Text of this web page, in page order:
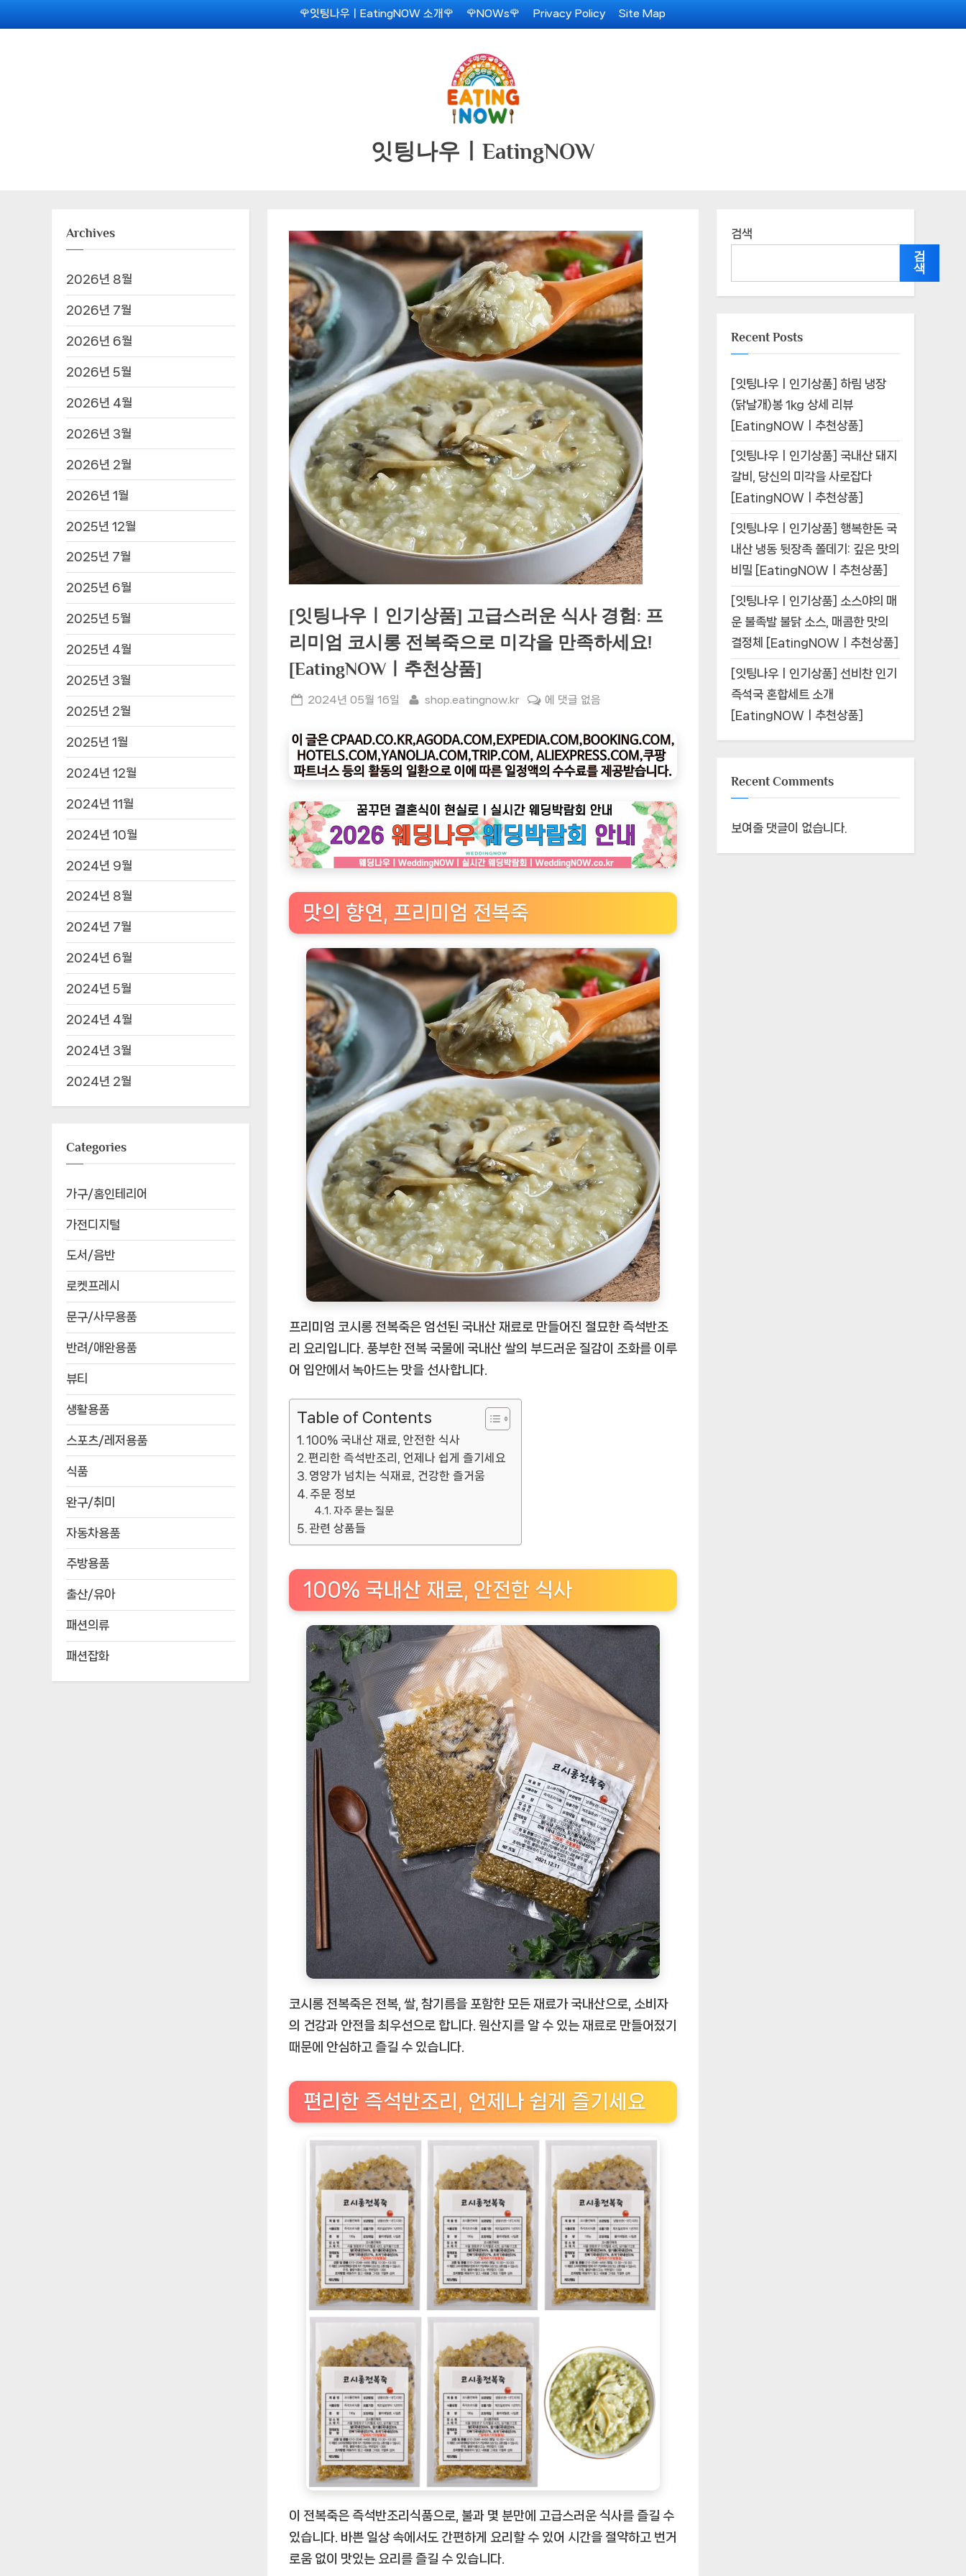
to
🌹잇팅나우ㅣEatingNOW 소개🌹 🌹NOWs🌹 Privacy Policy Site Map
잇팅나우ㅣEatingNOW
[잇팅나우ㅣ인기상품] 고급스러운 식사 경험: 프
리미엄 코시롱 전복죽으로 미각을 만족하세요!
[EatingNOWㅣ추천상품]
Posted
2024년 05월 16일 By
shop.eatingnow.kr
[잇
나
ㅣ
기
상
품]
고
식
경
험:
프
리
엄
코
시
롱
전
복
죽
으
로
미
족
하
에 댓글 없음
맛의 향연, 프리미엄 전복죽
프리미엄 코시롱 전복죽은 엄선된 국내산 재료로 만들어진 절묘한 즉석반조
리 요리입니다. 풍부한 전복 국물에 국내산 쌀의 부드러운 질감이 조화를 이루
어 입안에서 녹아드는 맛을 선사합니다.
Table of Contents
100% 국내산 재료, 안전한 식사
편리한 즉석반조리, 언제나 쉽게 즐기세요
영양가 넘치는 식재료, 건강한 즐거움
주문 정보
자주 묻는 질문
관련 상품들
100% 국내산 재료, 안전한 식사
코시롱 전복죽은 전복, 쌀, 참기름을 포함한 모든 재료가 국내산으로, 소비자
의 건강과 안전을 최우선으로 합니다. 원산지를 알 수 있는 재료로 만들어졌기
때문에 안심하고 즐길 수 있습니다.
편리한 즉석반조리, 언제나 쉽게 즐기세요
이 전복죽은 즉석반조리식품으로, 불과 몇 분만에 고급스러운 식사를 즐길 수
있습니다. 바쁜 일상 속에서도 간편하게 요리할 수 있어 시간을 절약하고 번거
로움 없이 맛있는 요리를 즐길 수 있습니다.
Archives
2026년 8월
2026년 7월
2026년 6월
2026년 5월
2026년 4월
2026년 3월
2026년 2월
2026년 1월
2025년 12월
2025년 7월
2025년 6월
2025년 5월
2025년 4월
2025년 3월
2025년 2월
2025년 1월
2024년 12월
2024년 11월
2024년 10월
2024년 9월
2024년 8월
2024년 7월
2024년 6월
2024년 5월
2024년 4월
2024년 3월
2024년 2월
Categories
가구/홈인테리어
가전디지털
도서/음반
로켓프레시
문구/사무용품
반려/애완용품
뷰티
생활용품
스포츠/레저용품
식품
완구/취미
자동차용품
주방용품
출산/유아
패션의류
패션잡화
검색
검
색
Recent Posts
[잇팅나우ㅣ인기상품] 하림 냉장
(닭날개)봉 1kg 상세 리뷰
[EatingNOWㅣ추천상품]
[잇팅나우ㅣ인기상품] 국내산 돼지
갈비, 당신의 미각을 사로잡다
[EatingNOWㅣ추천상품]
[잇팅나우ㅣ인기상품] 행복한돈 국
내산 냉동 뒷장족 쫄데기: 깊은 맛의
비밀 [EatingNOWㅣ추천상품]
[잇팅나우ㅣ인기상품] 소스야의 매
운 불족발 불닭 소스, 매콤한 맛의
결정체 [EatingNOWㅣ추천상품]
[잇팅나우ㅣ인기상품] 선비찬 인기
즉석국 혼합세트 소개
[EatingNOWㅣ추천상품]
Recent Comments
보여줄 댓글이 없습니다.